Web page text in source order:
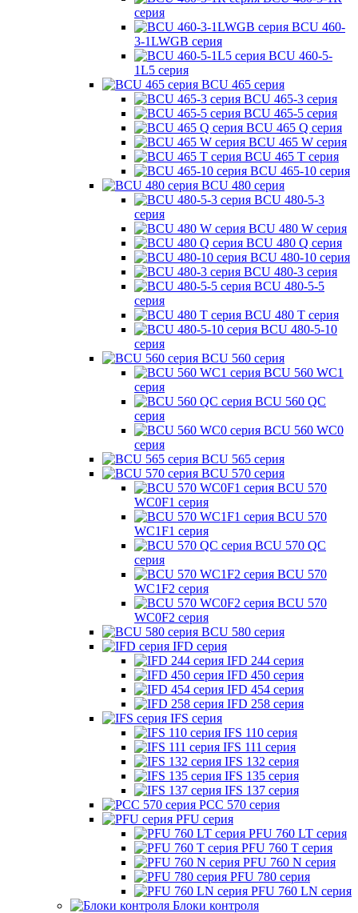
серия
BCU 460-
3-1LWGB серия
BCU 460-5-
1L5 серия
BCU 465 серия
BCU 465-3 серия
BCU 465-5 серия
BCU 465 Q серия
BCU 465 W серия
BCU 465 T серия
BCU 465-10 серия
BCU 480 серия
BCU 480-5-3
серия
BCU 480 W серия
BCU 480 Q серия
BCU 480-10 серия
BCU 480-3 серия
BCU 480-5-5
серия
BCU 480 T серия
BCU 480-5-10
серия
BCU 560 серия
BCU 560 WC1
серия
BCU 560 QC
серия
BCU 560 WC0
серия
BCU 565 серия
BCU 570 серия
BCU 570
WC0F1 серия
BCU 570
WC1F1 серия
BCU 570 QC
серия
BCU 570
WC1F2 серия
BCU 570
WC0F2 серия
BCU 580 серия
IFD серия
IFD 244 серия
IFD 450 серия
IFD 454 серия
IFD 258 серия
IFS серия
IFS 110 серия
IFS 111 серия
IFS 132 серия
IFS 135 серия
IFS 137 серия
PCC 570 серия
PFU серия
PFU 760 LT серия
PFU 760 T серия
PFU 760 N серия
PFU 780 серия
PFU 760 LN серия
Блоки контроля